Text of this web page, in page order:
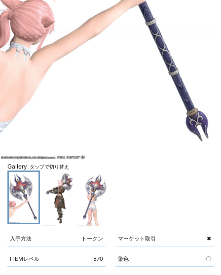
Gallery タップで切り替え
入手方法 トークン マーケット取引 ✖
ITEMレベル 570 染色 〇